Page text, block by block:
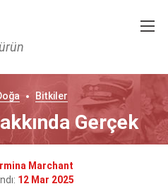
Bitkiler
Gerçek
Marchant
12 Mar 2025